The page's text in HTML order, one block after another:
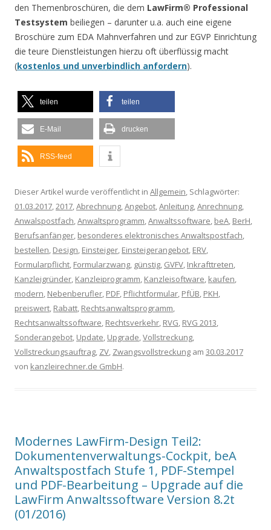
den Themenbroschüren, die dem LawFirm® Professional
Testsystem beiliegen – darunter u.a. auch eine eigene
Broschüre zum EDA Mahnverfahren und zur EGVP Einrichtung
die teure Dienstleistungen hierzu oft überflüssig macht
(kostenlos und unverbindlich anfordern).
teilen teilen
E-Mail drucken
RSS-feed
Dieser Artikel wurde veröffentlicht in Allgemein, Schlagwörter:
01.03.2017,2017,Abrechnung,Angebot,Anleitung,Anrechnung,
Anwalspostfach,Anwaltsprogramm,Anwaltssoftware, beA, BerH,
Berufsanfänger, besonderes elektronisches Anwaltspostfach,
bestellen, Design, Einsteiger, Einsteigerangebot, ERV,
Formularpflicht, Formularzwang, günstig, GVFV, Inkrafttreten,
Kanzleigründer, Kanzleiprogramm, Kanzleisoftware, kaufen,
modern, Nebenberufler, PDF, Pflichtformular, PfÜB, PKH,
preiswert, Rabatt, Rechtsanwaltsprogramm,
Rechtsanwaltssoftware, Rechtsverkehr, RVG, RVG 2013,
Sonderangebot, Update, Upgrade,Vollstreckung,
Vollstreckungsauftrag, ZV, Zwangsvollstreckung am 30.03.2017
von kanzleirechner.de GmbH.
Modernes LawFirm-Design Teil2:
Dokumentenverwaltungs-Cockpit, beA
Anwaltspostfach Stufe 1, PDF-Stempel
und PDF-Bearbeitung – Upgrade auf die
LawFirm Anwaltssoftware Version 8.2t
(01/2016)